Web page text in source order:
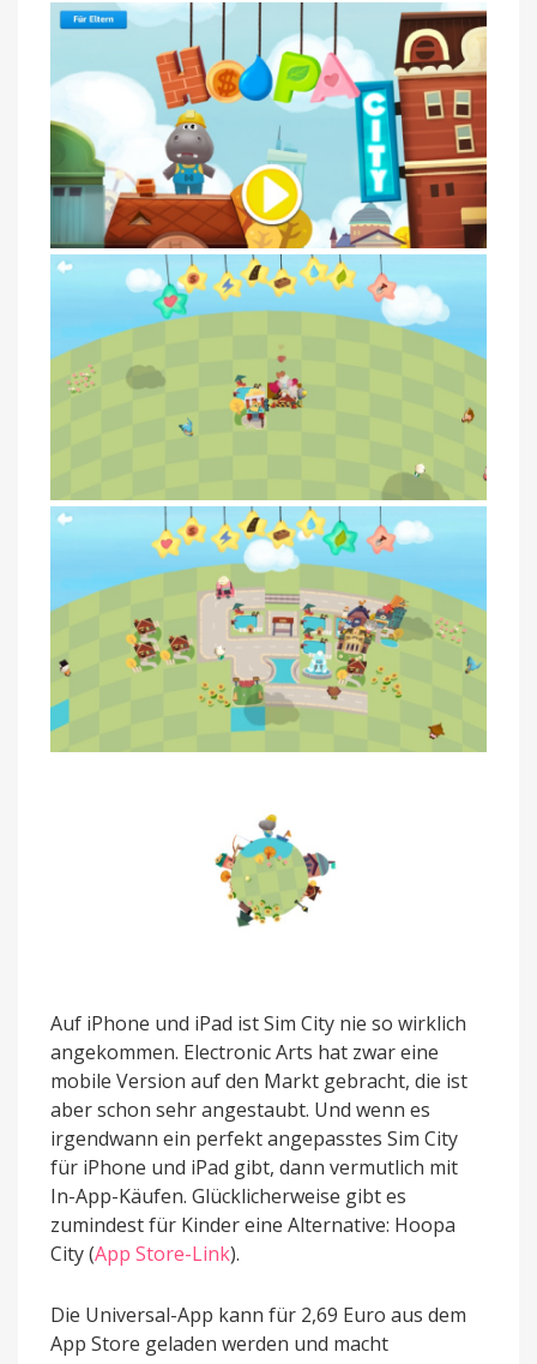
Auf iPhone und iPad ist Sim City nie so wirklich
angekommen. Electronic Arts hat zwar eine
mobile Version auf den Markt gebracht, die ist
aber schon sehr angestaubt. Und wenn es
irgendwann ein perfekt angepasstes Sim City
für iPhone und iPad gibt, dann vermutlich mit
In-App-Käufen. Glücklicherweise gibt es
zumindest für Kinder eine Alternative: Hoopa
City (App Store-Link).
Die Universal-App kann für 2,69 Euro aus dem
App Store geladen werden und macht